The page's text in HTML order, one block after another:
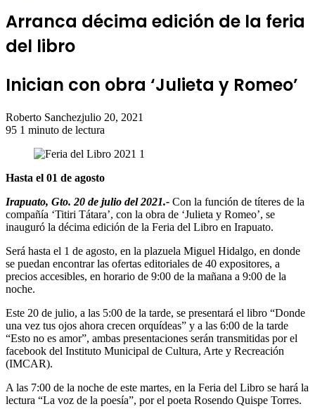
Arranca décima edición de la feria
del libro
Inician con obra ‘Julieta y Romeo’
Roberto Sanchezjulio 20, 2021
95 1 minuto de lectura
Hasta el 01 de agosto
Irapuato, Gto. 20 de julio del 2021.- Con la función de títeres de la
compañía ‘Titiri Tátara’, con la obra de ‘Julieta y Romeo’, se
inauguró la décima edición de la Feria del Libro en Irapuato.
Será hasta el 1 de agosto, en la plazuela Miguel Hidalgo, en donde
se puedan encontrar las ofertas editoriales de 40 expositores, a
precios accesibles, en horario de 9:00 de la mañana a 9:00 de la
noche.
Este 20 de julio, a las 5:00 de la tarde, se presentará el libro “Donde
una vez tus ojos ahora crecen orquídeas” y a las 6:00 de la tarde
“Esto no es amor”, ambas presentaciones serán transmitidas por el
facebook del Instituto Municipal de Cultura, Arte y Recreación
(IMCAR).
A las 7:00 de la noche de este martes, en la Feria del Libro se hará la
lectura “La voz de la poesía”, por el poeta Rosendo Quispe Torres.